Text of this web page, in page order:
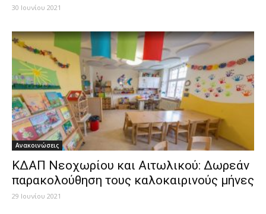
30 Ιουνίου 2021
Ανακοινώσεις
ΚΔΑΠ Νεοχωρίου και Αιτωλικού: Δωρεάν
παρακολούθηση τους καλοκαιρινούς μήνες
29 Ιουνίου 2021